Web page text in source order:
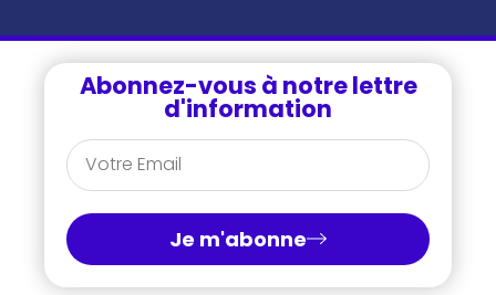
Abonnez-vous à notre lettre
d'information
Je m'abonne